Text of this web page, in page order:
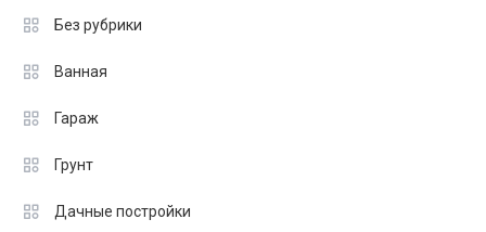
Без рубрики
Ванная
Гараж
Грунт
Дачные постройки